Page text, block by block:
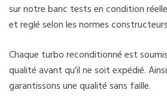
sur notre banc tests en condition
et reglé selon les normes
Chaque turbo reconditionné est
qualité avant qu’il ne soit expédié.
garantissons une qualité sans faille.